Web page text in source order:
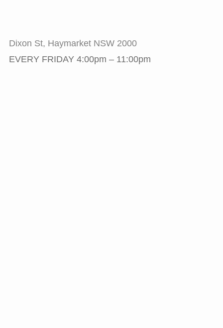
Dixon St, Haymarket NSW 2000
EVERY FRIDAY 4:00pm – 11:00pm